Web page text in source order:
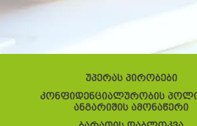
უპერას პირობები
კონფიდენციალურობის
ანგარიშის ამონაწერი